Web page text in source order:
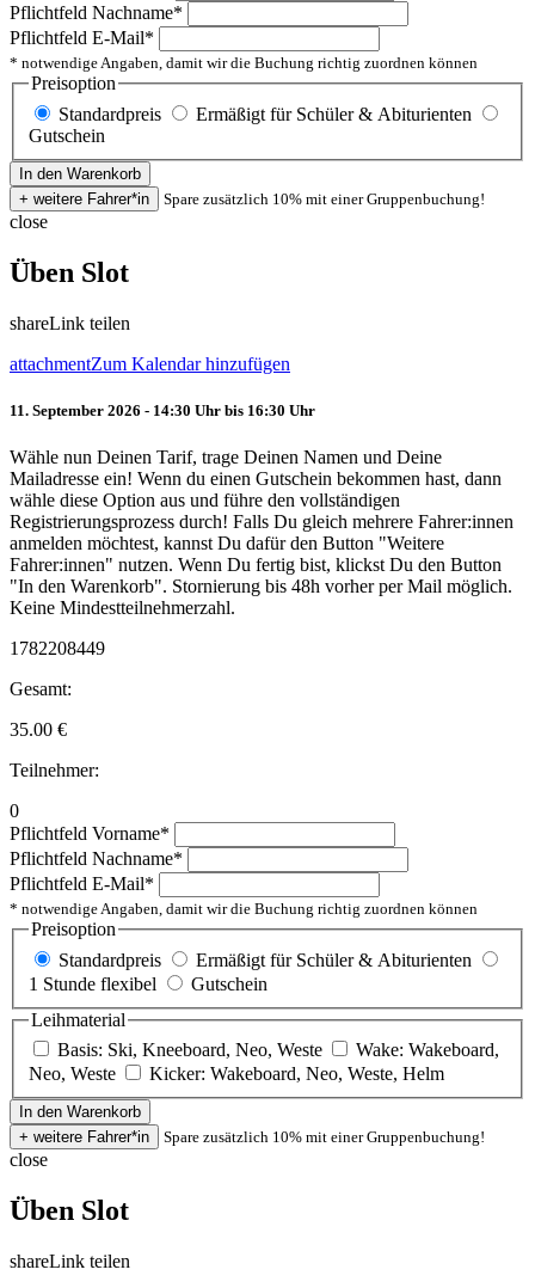
Pflichtfeld Nachname*
Pflichtfeld E-Mail*
* notwendige Angaben, damit wir die Buchung richtig zuordnen können
Preisoption
Standardpreis
Ermäßigt für Schüler & Abiturienten
Gutschein
Spare zusätzlich 10% mit einer Gruppenbuchung!
close
Üben Slot
shareLink teilen
attachmentZum Kalendar hinzufügen
11. September 2026 - 14:30 Uhr bis 16:30 Uhr
Wähle nun Deinen Tarif, trage Deinen Namen und Deine
Mailadresse ein! Wenn du einen Gutschein bekommen hast, dann
wähle diese Option aus und führe den vollständigen
Registrierungsprozess durch! Falls Du gleich mehrere Fahrer:innen
anmelden möchtest, kannst Du dafür den Button "Weitere
Fahrer:innen" nutzen. Wenn Du fertig bist, klickst Du den Button
"In den Warenkorb". Stornierung bis 48h vorher per Mail möglich.
Keine Mindestteilnehmerzahl.
1782208449
Gesamt:
35.00 €
Teilnehmer:
0
Pflichtfeld Vorname*
Pflichtfeld Nachname*
Pflichtfeld E-Mail*
* notwendige Angaben, damit wir die Buchung richtig zuordnen können
Preisoption
Standardpreis
Ermäßigt für Schüler & Abiturienten
1 Stunde flexibel
Gutschein
Leihmaterial
Basis: Ski, Kneeboard, Neo, Weste
Wake: Wakeboard,
Neo, Weste
Kicker: Wakeboard, Neo, Weste, Helm
Spare zusätzlich 10% mit einer Gruppenbuchung!
close
Üben Slot
shareLink teilen